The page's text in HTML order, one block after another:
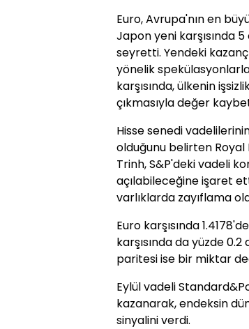
Euro, Avrupa'nın en
Japon yeni karşısında
seyretti. Yendeki
yönelik spekülasyonlarla
karşısında, ülkenin
çıkmasıyla değer
Hisse senedi
olduğunu belirten Royal
Trinh, S&P'deki vadeli
açılabileceğine işaret
varlıklarda zayıflama
Euro karşısında
karşısında da yüzde
paritesi ise bir miktar
Eylül vadeli
kazanarak, endeksin
sinyalini verdi.